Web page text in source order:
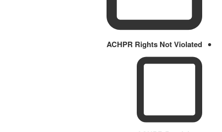
ACHPR Rights Not Violated